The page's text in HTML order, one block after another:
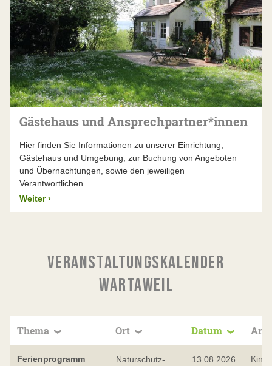
Gästehaus und Ansprechpartner*innen
Hier finden Sie Informationen zu unserer Einrichtung,
Gästehaus und Umgebung, zur Buchung von Angeboten
und Übernachtungen, sowie den jeweiligen
Verantwortlichen.
Weiter ›
VERANSTALTUNGSKALENDER
WARTAWEIL
Thema Ort Datum Art
Ferienprogramm
Naturschutz-
13.08.2026